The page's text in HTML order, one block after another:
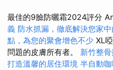
最佳的9臉防曬霜2024評分
義 防水抓漏，徹底解決您家
點，為您的聚會增色不少 XL
問題的皮膚所有者。 新竹整
打造溫馨的居住環境 半自動